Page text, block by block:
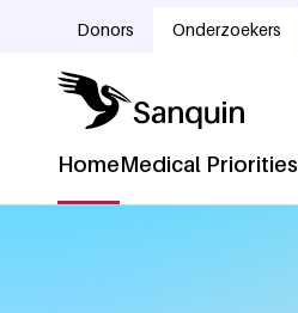
Donors Onderzoekers
Hoofdnavigatie
HomeMedical Priorities